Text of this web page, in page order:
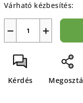
Várható kézbesítés:
+
−
Kérdés